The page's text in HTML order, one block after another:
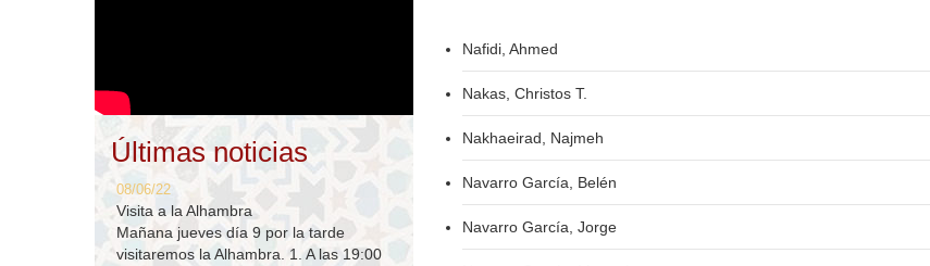
Nafidi, Ahmed
Nakas, Christos T.
Nakhaeirad, Najmeh
Navarro García, Belén
Navarro García, Jorge
Últimas noticias
08/06/22
Visita a la Alhambra
Mañana jueves día 9 por la tarde
visitaremos la Alhambra. 1. A las 19:00